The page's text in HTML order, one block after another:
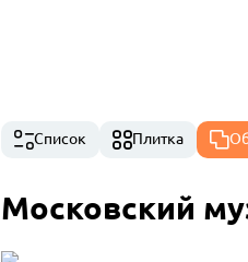
Список Плитка
Московский